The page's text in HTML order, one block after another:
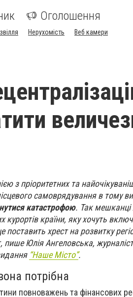
Оголошення
Нерухомість Веб камери
з пріоритетних та
самоврядування в тому
катастрофою. Так мешканці
курортів країни, яку хочуть
поставить хрест на розвитку
пише Юлія Ангеловська, журналіст
“Наше Місто”.
потрібна
повноважень та фінансових